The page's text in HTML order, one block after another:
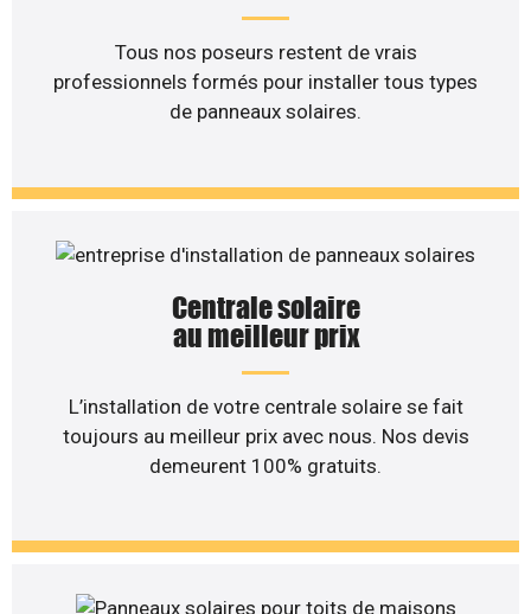
Tous nos poseurs restent de vrais
professionnels formés pour installer tous types
de panneaux solaires.
Centrale solaire
au meilleur prix
L’installation de votre centrale solaire se fait
toujours au meilleur prix avec nous. Nos devis
demeurent 100% gratuits.